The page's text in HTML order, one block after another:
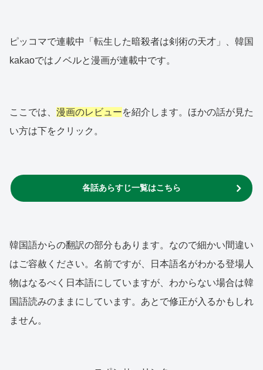
ピッコマで連載中「転生した暗殺者は剣術の天才」、韓国
kakaoではノベルと漫画が連載中です。
ここでは、 漫画のレビューを紹介します。ほかの話が見た
い方は下をクリック。
各話あらすじ一覧はこちら
韓国語からの翻訳の部分もあります。なので細かい間違い
はご容赦ください。名前ですが、日本語名がわかる登場人
物はなるべく日本語にしていますが、わからない場合は韓
国語読みのままにしています。あとで修正が入るかもしれ
ません。